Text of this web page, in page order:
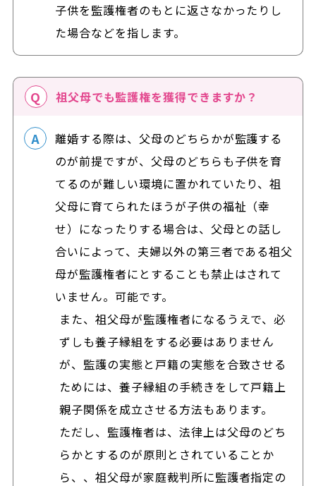
子供を監護権者のもとに返さなかったりし
た場合などを指します。
祖父母でも監護権を獲得できますか？
離婚する際は、父母のどちらかが監護する
のが前提ですが、父母のどちらも子供を育
てるのが難しい環境に置かれていたり、祖
父母に育てられたほうが子供の福祉（幸
せ）になったりする場合は、父母との話し
合いによって、夫婦以外の第三者である祖父
母が監護権者にとすることも禁止はされて
いません。可能です。
また、祖父母が監護権者になるうえで、必
ずしも養子縁組をする必要はありません
が、監護の実態と戸籍の実態を合致させる
ためには、養子縁組の手続きをして戸籍上
親子関係を成立させる方法もあります。
ただし、監護権者は、法律上は父母のどち
らかとするのが原則とされていることか
ら、、祖父母が家庭裁判所に監護者指定の